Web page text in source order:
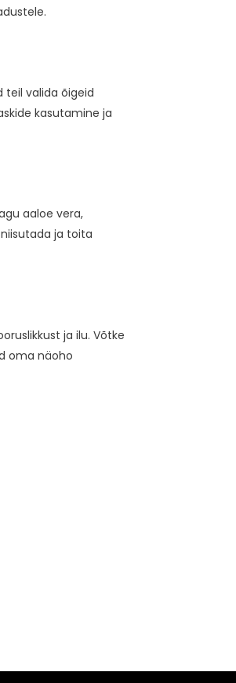
teil valida õigeid
kasutamine ja
aaloe vera,
ja toita
ja ilu. Võtke
oma näoho